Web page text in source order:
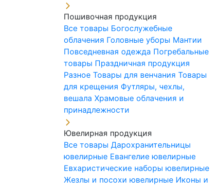
Пошивочная продукция
Все товары Богослужебные
облачения Головные уборы Мантии
Повседневная одежда Погребальные
товары Праздничная продукция
Разное Товары для венчания Товары
для крещения Футляры, чехлы,
вешала Храмовые облачения и
принадлежности
Ювелирная продукция
Все товары Дарохранительницы
ювелирные Евангелие ювелирные
Евхаристические наборы ювелирные
Жезлы и посохи ювелирные Иконы и